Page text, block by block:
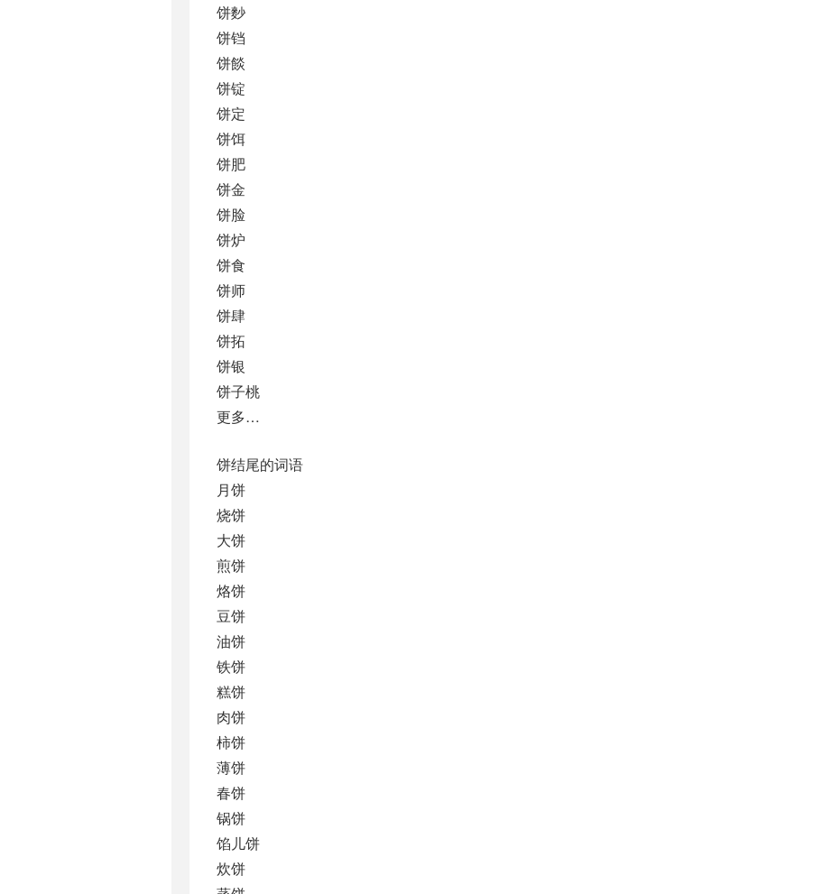
饼麨
饼铛
饼餤
饼锭
饼定
饼饵
饼肥
饼金
饼脸
饼炉
饼食
饼师
饼肆
饼拓
饼银
饼子桃
更多…
饼结尾的词语
月饼
烧饼
大饼
煎饼
烙饼
豆饼
油饼
铁饼
糕饼
肉饼
柿饼
薄饼
春饼
锅饼
馅儿饼
炊饼